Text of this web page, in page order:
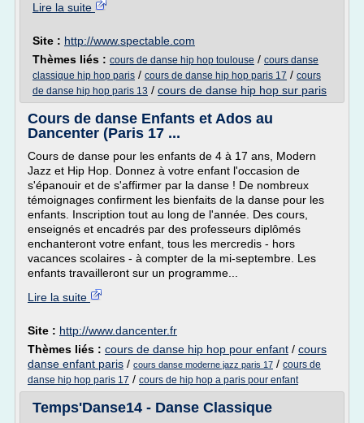
Lire la suite
Site : http://www.spectable.com
Thèmes liés : cours de danse hip hop toulouse / cours danse
classique hip hop paris / cours de danse hip hop paris 17 / cours
de danse hip hop paris 13 / cours de danse hip hop sur paris
Cours de danse Enfants et Ados au
Dancenter (Paris 17 ...
Cours de danse pour les enfants de 4 à 17 ans, Modern
Jazz et Hip Hop. Donnez à votre enfant l'occasion de
s'épanouir et de s'affirmer par la danse ! De nombreux
témoignages confirment les bienfaits de la danse pour les
enfants. Inscription tout au long de l'année. Des cours,
enseignés et encadrés par des professeurs diplômés
enchanteront votre enfant, tous les mercredis - hors
vacances scolaires - à compter de la mi-septembre. Les
enfants travailleront sur un programme...
Lire la suite
Site : http://www.dancenter.fr
Thèmes liés : cours de danse hip hop pour enfant / cours
danse enfant paris / cours danse moderne jazz paris 17 / cours de
danse hip hop paris 17 / cours de hip hop a paris pour enfant
Temps'Danse14 - Danse Classique